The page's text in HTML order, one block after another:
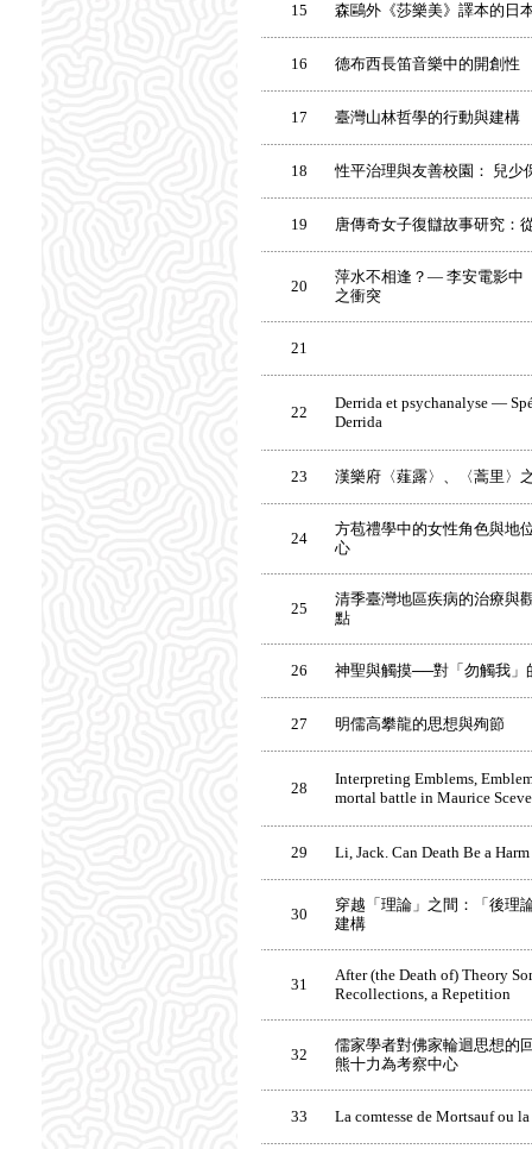
15 森鷗外《莎樂美》譯本的日
16 德布西長笛音樂中的開創性
17 臺灣山林哲學的行動與建構
18 性平治理與友善校園： 兒少
19 唐傳奇女子復讎故事研究：
20
萍水不相逢？— 李安電影中
之衝突
21
22
Derrida et psychanalyse —
Derrida
23 漢樂府〈薤露〉、〈蒿里〉
24
方苞禮學中的女性角色與地
心
25
清季臺灣地區疾病的治療與
點
26 神聖與觸摸──對「勿觸我」
27 明儒高攀龍的思想與殉節
28
Interpreting Emblems,
mortal battle in Maurice
29 Li, Jack. Can Death Be a
30
穿越「理論」之間：「後理
建構
31
After (the Death of) Theory
Recollections, a Repetition
32
儒家學者對佛家輪迴思想的
熊十力為考察中心
33 La comtesse de Mortsauf ou